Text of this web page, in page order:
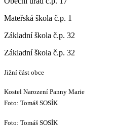
Mateřská škola č.p. 1
Základní škola č.p. 32
Základní škola č.p. 32
Jižní část obce
Kostel Narození Panny Marie
Foto: Tomáš SOSÍK
Foto: Tomáš SOSÍK